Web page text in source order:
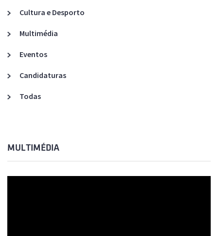
Cultura e Desporto
Multimédia
Eventos
Candidaturas
Todas
MULTIMÉDIA